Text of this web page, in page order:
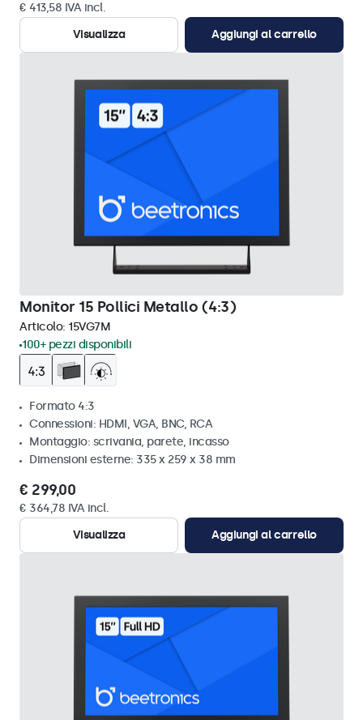
€ 413,58 IVA incl.
Visualizza
Aggiungi al carrello
Monitor 15 Pollici Metallo (4:3)
Articolo: 15VG7M
100+ pezzi disponibili
Formato 4:3
Connessioni: HDMI, VGA, BNC, RCA
Montaggio: scrivania, parete, incasso
Dimensioni esterne: 335 x 259 x 38 mm
€ 299,00
€ 364,78 IVA incl.
Visualizza
Aggiungi al carrello